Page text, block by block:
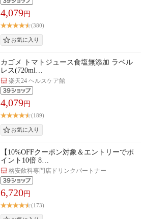
4,079円
(380)
カゴメ トマトジュース食塩無添加 ラベル
レス(720ml…
楽天24 ヘルスケア館
4,079円
(189)
【10%OFFクーポン対象＆エントリーでポ
イント10倍 8…
格安飲料専門店ドリンクパートナー
6,720円
(173)